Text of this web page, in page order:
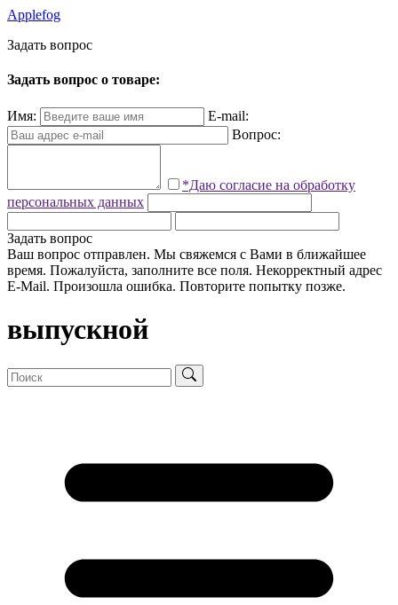
Applefog
Задать вопрос
Задать вопрос о товаре:
Имя:
E-mail:
Вопрос:
*Даю согласие на обработку
персональных данных
Задать вопрос
Ваш вопрос отправлен. Мы свяжемся с Вами в ближайшее
время. Пожалуйста, заполните все поля. Некорректный адрес
E-Mail. Произошла ошибка. Повторите попытку позже.
выпускной